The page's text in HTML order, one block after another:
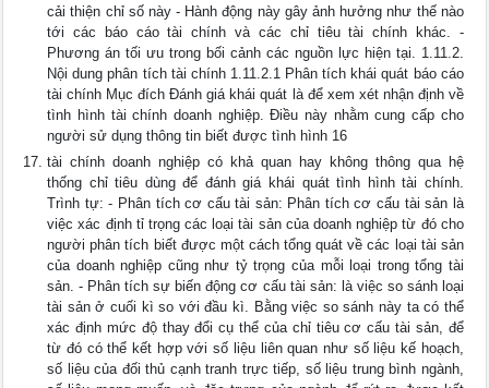
cải thiện chỉ số này - Hành động này gây ảnh hưởng như thế nào
tới các báo cáo tài chính và các chỉ tiêu tài chính khác. -
Phương án tối ưu trong bối cảnh các nguồn lực hiện tại. 1.11.2.
Nội dung phân tích tài chính 1.11.2.1 Phân tích khái quát báo cáo
tài chính Mục đích Đánh giá khái quát là để xem xét nhận định về
tình hình tài chính doanh nghiệp. Điều này nhằm cung cấp cho
người sử dụng thông tin biết được tình hình 16
tài chính doanh nghiệp có khả quan hay không thông qua hệ
thống chỉ tiêu dùng để đánh giá khái quát tình hình tài chính.
Trình tự: - Phân tích cơ cấu tài sản: Phân tích cơ cấu tài sản là
việc xác định tỉ trọng các loại tài sản của doanh nghiệp từ đó cho
người phân tích biết được một cách tổng quát về các loại tài sản
của doanh nghiệp cũng như tỷ trọng của mỗi loại trong tổng tài
sản. - Phân tích sự biến động cơ cấu tài sản: là việc so sánh loại
tài sản ở cuối kì so với đầu kì. Bằng việc so sánh này ta có thể
xác định mức độ thay đổi cụ thể của chỉ tiêu cơ cấu tài sản, để
từ đó có thể kết hợp với số liệu liên quan như số liệu kế hoạch,
số liệu của đối thủ cạnh tranh trực tiếp, số liệu trung bình ngành,